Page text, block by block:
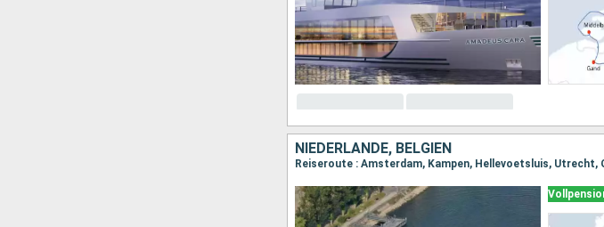
NIEDERLANDE, BELGIEN
Reiseroute : Amsterdam, Kampen, Hellevoetsluis,